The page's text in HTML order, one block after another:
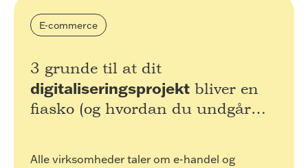
bruger, og dermed mere værdifulde for udgivere
og tredjeparts-annoncører.
E-commerce
3 grunde til at dit
digitaliseringsprojekt bliver en
fiasko (og hvordan du undgår
Alle virksomheder taler om e-handel og